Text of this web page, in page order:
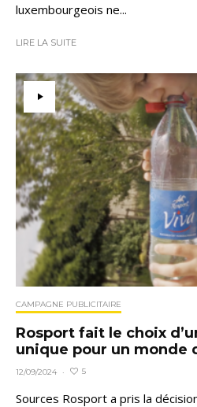
luxembourgeois ne...
LIRE LA SUITE
CAMPAGNE PUBLICITAIRE
Rosport fait le choix
unique pour un monde
12/09/2024 · 5
Sources Rosport a pris la